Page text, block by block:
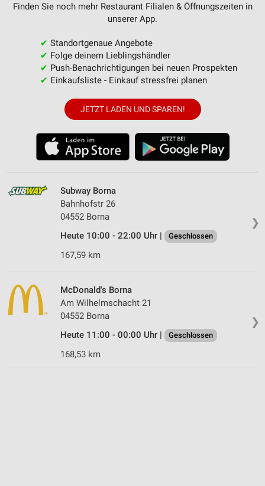
Finden Sie noch mehr Restaurant Filialen & Öffnungszeiten in
unserer App.
✔ Standortgenaue Angebote
✔ Folge deinem Lieblingshändler
✔ Push-Benachrichtigungen bei neuen Prospekten
✔ Einkaufsliste - Einkauf stressfrei planen
JETZT LADEN UND SPAREN!
❯
Subway Borna
Bahnhofstr 26
04552 Borna
Heute 10:00 - 22:00 Uhr |
Geschlossen
167,59 km
❯
McDonald's Borna
Am Wilhelmschacht 21
04552 Borna
Heute 11:00 - 00:00 Uhr |
Geschlossen
168,53 km